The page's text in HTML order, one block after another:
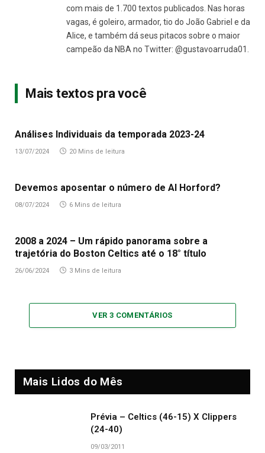
com mais de 1.700 textos publicados. Nas horas
vagas, é goleiro, armador, tio do João Gabriel e da
Alice, e também dá seus pitacos sobre o maior
campeão da NBA no Twitter: @gustavoarruda01.
Mais textos pra você
Análises Individuais da temporada 2023-24
13/07/2024 20 Mins de leitura
Devemos aposentar o número de Al Horford?
08/07/2024 6 Mins de leitura
2008 a 2024 – Um rápido panorama sobre a
trajetória do Boston Celtics até o 18° título
26/06/2024 3 Mins de leitura
VER 3 COMENTÁRIOS
Mais Lidos do Mês
Prévia – Celtics (46-15) X Clippers
(24-40)
09/03/2011